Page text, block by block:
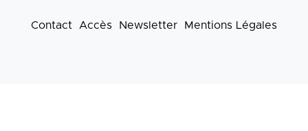
Contact Accès Newsletter Mentions Légales